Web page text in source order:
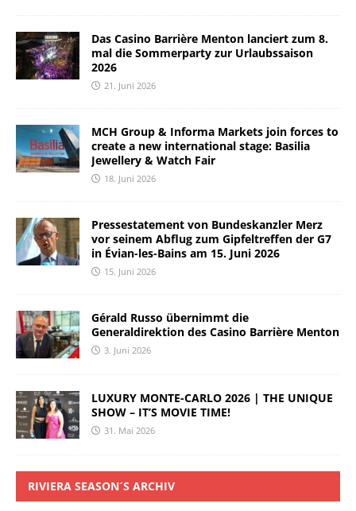
Das Casino Barrière Menton lanciert zum 8.
mal die Sommerparty zur Urlaubssaison
2026
21. Juni 2026
MCH Group & Informa Markets join forces to
create a new international stage: Basilia
Jewellery & Watch Fair
18. Juni 2026
Pressestatement von Bundeskanzler Merz
vor seinem Abflug zum Gipfeltreffen der G7
in Évian-les-Bains am 15. Juni 2026
15. Juni 2026
Gérald Russo übernimmt die
Generaldirektion des Casino Barrière Menton
3. Juni 2026
LUXURY MONTE-CARLO 2026 | THE UNIQUE
SHOW – IT’S MOVIE TIME!
31. Mai 2026
RIVIERA SEASON´S ARCHIV